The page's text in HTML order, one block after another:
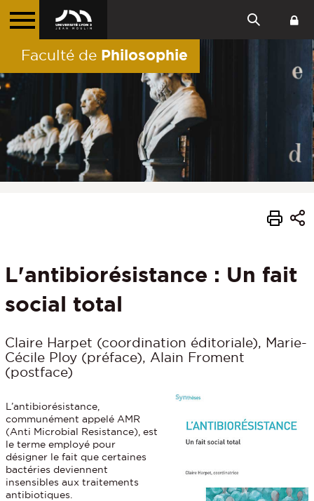
Faculté de Philosophie
L'antibiorésistance : Un fait
social total
Claire Harpet (coordination éditoriale), Marie-
Cécile Ploy (préface), Alain Froment
(postface)
L’antibiorésistance,
communément appelé AMR
(Anti Microbial Resistance), est
le terme employé pour
désigner le fait que certaines
bactéries deviennent
insensibles aux traitements
antibiotiques.